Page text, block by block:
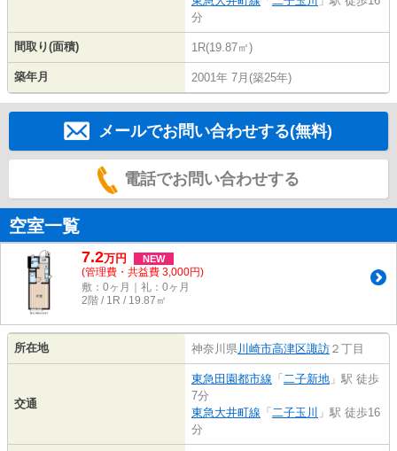
分
間取り(面積) 1R(19.87㎡)
築年月 2001年 7月(築25年)
メールでお問い合わせする(無料)
電話でお問い合わせする
空室一覧
7.2万円 NEW
(管理費・共益費 3,000円)
敷：0ヶ月｜礼：0ヶ月
2階 / 1R / 19.87㎡
所在地 神奈川県川崎市高津区諏訪 ２丁目
交通
東急田園都市線 「 二子新地 」駅 徒歩
7分
東急大井町線 「 二子玉川 」駅 徒歩16
分